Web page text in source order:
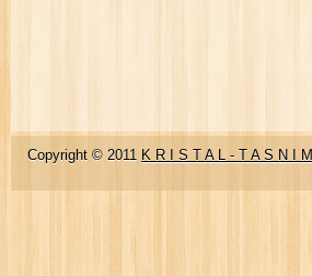
Copyright © 2011 K R I S T A L - T A S N I M